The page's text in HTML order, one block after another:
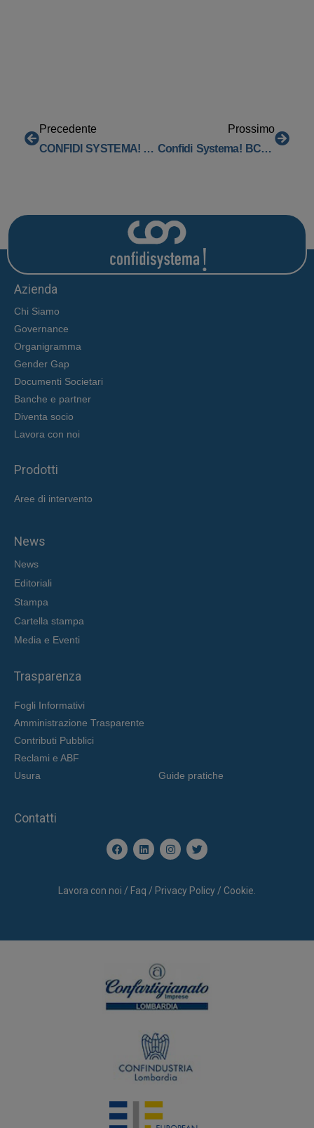
Precedente
CONFIDI SYSTEMA! Approva I Risultati Preliminari Dell’esercizio 2024
Prossimo
Confidi Systema! BCC Centropadana Confartigianato Imprese Lodi: Rafforzare Le Sinergie Per Lo Sviluppo Del Territorio
Azienda
Chi Siamo
Governance
Organigramma
Gender Gap
Documenti Societari
Banche e partner
Diventa socio
Lavora con noi
Prodotti
Aree di intervento
News
News
Editoriali
Stampa
Cartella stampa
Media e Eventi
Trasparenza
Fogli Informativi
Amministrazione Trasparente
Contributi Pubblici
Reclami e ABF
Usura
Guide pratiche
Contatti
Lavora con noi / Faq / Privacy Policy / Cookie.